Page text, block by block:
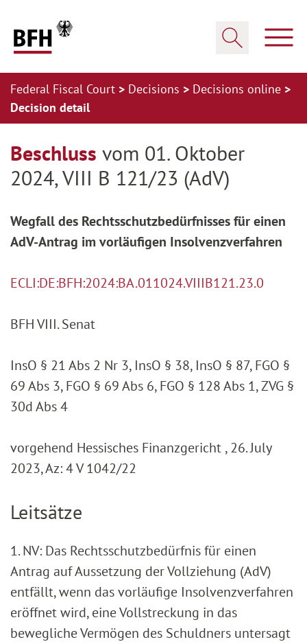
Federal Fiscal Court Decisions
Decisions online
Decision detail
Beschluss vom 01. Oktober
2024, VIII B 121/23 (AdV)
Wegfall des Rechtsschutzbedürfnisses für einen
AdV-Antrag im vor­läufigen Insolvenzverfahren
ECLI:DE:BFH:2024:BA.011024.VIIIB121.23.0
BFH VIII. Senat
InsO § 21 Abs 2 Nr 3, InsO § 38, InsO § 87, FGO §
69 Abs 3, FGO § 69 Abs 6, FGO § 128 Abs 1, ZVG §
30d Abs 4
vorgehend Hessisches Finanzgericht , 26. July
2023, Az: 4 V 1042/22
Leitsätze
1. NV: Das Rechtsschutzbedürfnis für einen
Antrag auf Aussetzung der Vollziehung (AdV)
entfällt, wenn das vorläufige Insolvenzverfahren
eröffnet wird, eine Vollstreckung in das
bewegliche Vermögen des Schuldners untersagt